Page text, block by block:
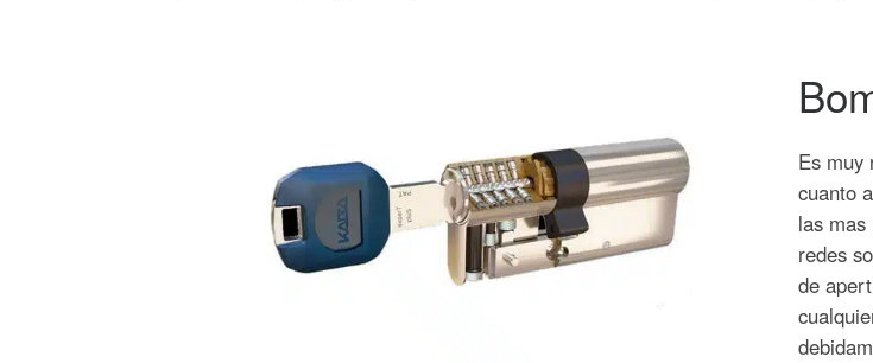
Es muy
cuanto
las
redes
de